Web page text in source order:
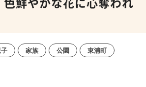
家族 公園 東浦町